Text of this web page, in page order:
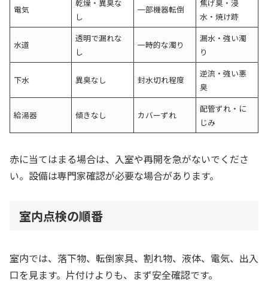
電気
乾燥・異臭な
し
一部機器転倒
焦げ臭・浸
水・焼け跡
水道
透明で漏れな
し
一時的な濁り
漏水・強い濁
り
下水 異臭なし 封水切れ程度
逆流・強い悪
臭
給湯器 傾きなし カバーずれ
配管ずれ・に
じみ
赤に当てはまる場合は、入室や再開を急がないでくださ
い。設備は専門家確認が必要な場合があります。
室内点検の順番
室内では、落下物、転倒家具、割れ物、液体、電気、出入
口を見ます。片付けよりも、まず安全確認です。